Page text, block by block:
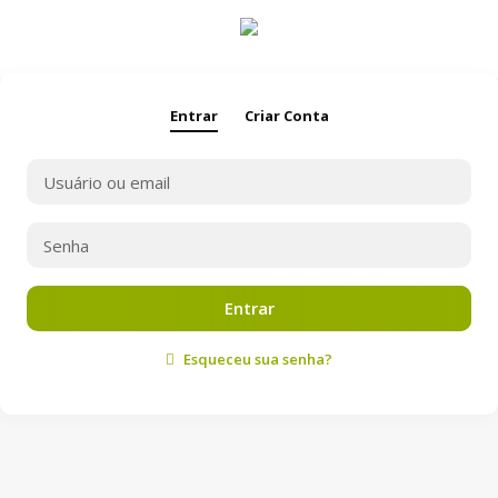
Entrar Criar Conta
Entrar
Esqueceu sua senha?